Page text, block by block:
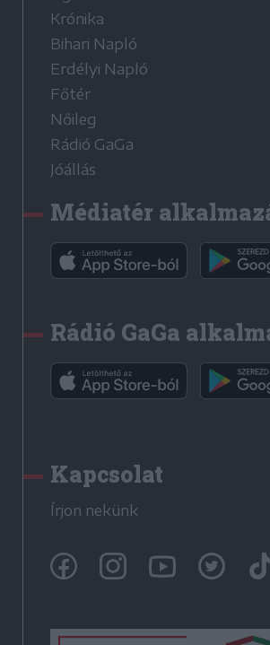
Krónika
Bihari Napló
Erdélyi Napló
Főtér
Nőileg
Rádió GaGa
Jóállás
Médiatér
Rádió GaGa
Kapcsolat
Írjon nekünk